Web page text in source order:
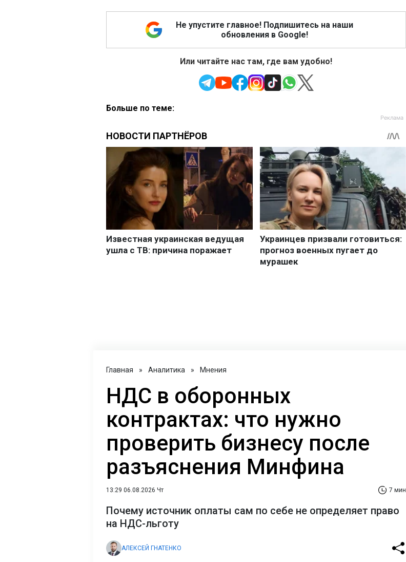
Не упустите главное! Подпишитесь на наши
обновления в Google!
Или читайте нас там, где вам удобно!
Больше по теме:
Главная » Аналитика » Мнения
НДС в оборонных
контрактах: что нужно
проверить бизнесу после
разъяснения Минфина
13:29 06.08.2026 Чт 7 мин
Почему источник оплаты сам по себе не определяет право
на НДС-льготу
АЛЕКСЕЙ ГНАТЕНКО